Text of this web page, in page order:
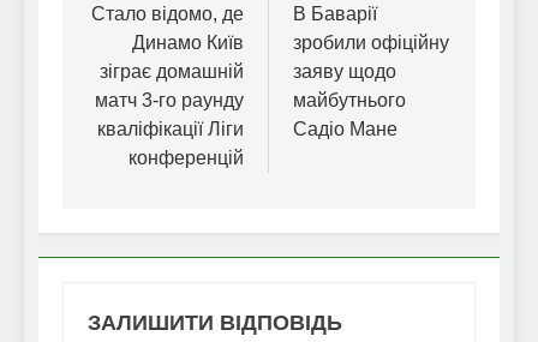
записів
Стало відомо, де
Динамо Київ
зіграє домашній
матч 3-го раунду
кваліфікації Ліги
конференцій
В Баварії
зробили офіційну
заяву щодо
майбутнього
Садіо Мане
ЗАЛИШИТИ ВІДПОВІДЬ